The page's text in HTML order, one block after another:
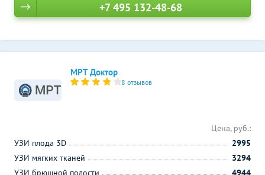
+7 495 132-48-68
МРТ Доктор
8 отзывов
Цена, руб.:
УЗИ плода 3D
2995
УЗИ мягких тканей
3294
УЗИ брюшной полости
4944